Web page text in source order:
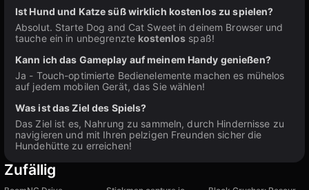
Ist Hund und Katze süß wirklich kostenlos zu spielen?
Absolut. Starte Dog and Cat Sweet in deinem Browser und
tauche ein in unbegrenzte kostenlos spaß!
Kann ich das Gameplay auf meinem Handy genießen?
Ja - Touch-optimierte Bedienelemente machen es mühelos
auf jedem mobilen Gerät, das Sie wählen!
Was ist das Ziel des Spiels?
Das Ziel ist es, Nahrung zu sammeln, durch Hindernisse zu
navigieren und mit Ihren pelzigen Freunden sicher die
Hundehütte zu erreichen!
Zufällig